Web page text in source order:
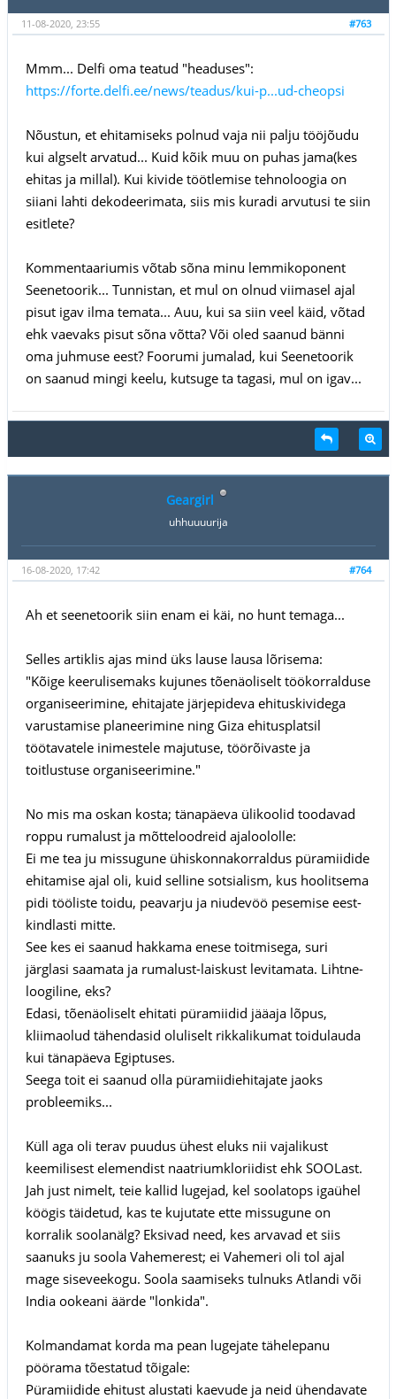
#763
11-08-2020, 23:55
Mmm... Delfi oma teatud "headuses":
https://forte.delfi.ee/news/teadus/kui-p...ud-cheopsi
Nõustun, et ehitamiseks polnud vaja nii palju tööjõudu
kui algselt arvatud... Kuid kõik muu on puhas jama(kes
ehitas ja millal). Kui kivide töötlemise tehnoloogia on
siiani lahti dekodeerimata, siis mis kuradi arvutusi te siin
esitlete?
Kommentaariumis võtab sõna minu lemmikoponent
Seenetoorik... Tunnistan, et mul on olnud viimasel ajal
pisut igav ilma temata... Auu, kui sa siin veel käid, võtad
ehk vaevaks pisut sõna võtta? Või oled saanud bänni
oma juhmuse eest? Foorumi jumalad, kui Seenetoorik
on saanud mingi keelu, kutsuge ta tagasi, mul on igav...
Geargirl
uhhuuuurija
#764
16-08-2020, 17:42
Ah et seenetoorik siin enam ei käi, no hunt temaga...
Selles artiklis ajas mind üks lause lausa lõrisema:
"Kõige keerulisemaks kujunes tõenäoliselt töökorralduse
organiseerimine, ehitajate järjepideva ehituskividega
varustamise planeerimine ning Giza ehitusplatsil
töötavatele inimestele majutuse, töörõivaste ja
toitlustuse organiseerimine."
No mis ma oskan kosta; tänapäeva ülikoolid toodavad
roppu rumalust ja mõtteloodreid ajaloololle:
Ei me tea ju missugune ühiskonnakorraldus püramiidide
ehitamise ajal oli, kuid selline sotsialism, kus hoolitsema
pidi tööliste toidu, peavarju ja niudevöö pesemise eest-
kindlasti mitte.
See kes ei saanud hakkama enese toitmisega, suri
järglasi saamata ja rumalust-laiskust levitamata. Lihtne-
loogiline, eks?
Edasi, tõenäoliselt ehitati püramiidid jääaja lõpus,
kliimaolud tähendasid oluliselt rikkalikumat toidulauda
kui tänapäeva Egiptuses.
Seega toit ei saanud olla püramiidiehitajate jaoks
probleemiks...
Küll aga oli terav puudus ühest eluks nii vajalikust
keemilisest elemendist naatriumkloriidist ehk SOOLast.
Jah just nimelt, teie kallid lugejad, kel soolatops igaühel
köögis täidetud, kas te kujutate ette missugune on
korralik soolanälg? Eksivad need, kes arvavad et siis
saanuks ju soola Vahemerest; ei Vahemeri oli tol ajal
mage siseveekogu. Soola saamiseks tulnuks Atlandi või
India ookeani äärde "lonkida".
Kolmandamat korda ma pean lugejate tähelepanu
pöörama tõestatud tõigale:
Püramiidide ehitust alustati kaevude ja neid ühendavate